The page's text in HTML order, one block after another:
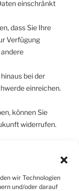
wir Technologien
und/oder darauf
einschränkt
dass Sie Ihre
Verfügung
bei der
einreichen.
können Sie
widerrufen.